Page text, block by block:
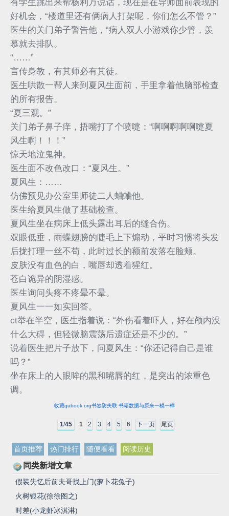
有学生跳出来帮杨利万说话，现在是在导师面前表现的
好机会，“楼道里还有俩病人打架呢，你们怎么不管？”
医生的关门弟子警告他，“病人双人小游戏你少管，羡
慕就去排队。
“……”
言传身教，有其师必有其徒。
医生哄散一帮人来到夏风生面前，手里拿着他脑部检查
的所有报告。
“夏三观。”
关门弟子鼻子痒，捂嘴打了个喷嚏：“啊啊啊啊啊嚏夏
风生啊！！！”
惊天地泣鬼神。
医生面不改色改口：“夏风生。”
夏风生：……
仿佛预见办公室里师徒二人蛐蛐他。
医生给夏风生做了基础检查。
夏风生坐在病床上低头露出耳后的缝合伤。
双眼低垂，雨蝶翅膀的睫毛上下煽动，平时习惯将头发
后拢打理一丝不苟，此时过长的额前发落在脸颊。
皮肤没有血色的白，嘴唇却透着猩红。
苍白诡异的阴湿感。
医生询问头疼不疼晕不晕。
夏风生一一如实回答。
ct举在半空，医生指着说：“外伤看着吓人，好在颅内没
什么大碍，但轻微脑震荡后遗症还是不少的。”
说着医生把片子放下，问夏风生：“你还记得自己是谁
吗？”
坐在床上的人眼眸的黑和嘴唇的红，是突出的浓重色
调。
收藏qubook.org书签防失联 书籍数据与原来一模一样
1/45 1 2 3 4 5 6 下一页 尾页
首页推荐 热门排行 随便看看 阅读历史
同类新增文章
假装失忆后前夫哥找上门(萝卜花兔子)
火树银花(徐徐图之)
时差(小龙虾冰淇淋)